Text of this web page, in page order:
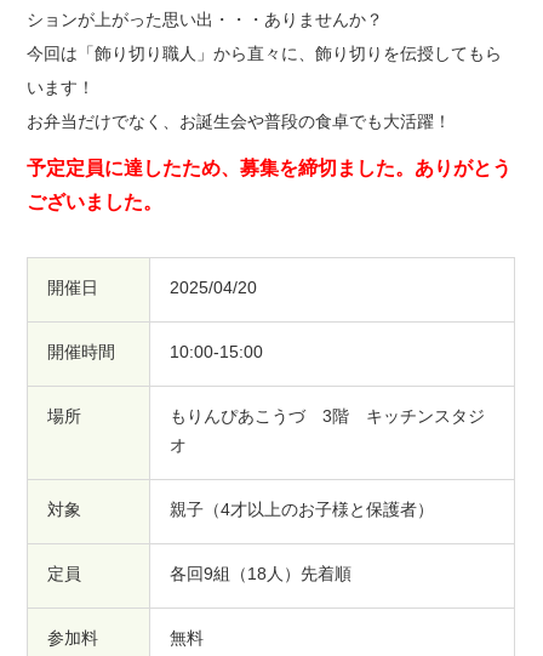
ションが上がった思い出・・・ありませんか？
今回は「飾り切り職人」から直々に、飾り切りを伝授してもら
います！
お弁当だけでなく、お誕生会や普段の食卓でも大活躍！
予定定員に達したため、募集を締切ました。ありがとう
ございました。
開催日 2025/04/20
開催時間 10:00-15:00
場所
もりんぴあこうづ 3階 キッチンスタジ
オ
対象 親子（4才以上のお子様と保護者）
定員 各回9組（18人）先着順
参加料 無料